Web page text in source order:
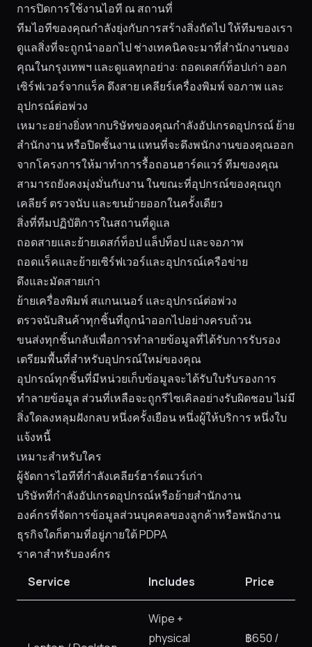
การปิดการใช้งานไอที ณ สถานที่
ทีมไอทีของคุณกำลังยุ่งกับการสร้างสิ่งถัดไป ให้ทีมของเรา
ดูแลสิ่งที่จะถูกนำออกไป ช่างเทคนิคจะมาที่สำนักงานของ
คุณในกรุงเทพฯ และดูแลทุกอย่าง: ถอดเดสก์ท็อปเก่า ออก
เซิร์ฟเวอร์จากแร็ค ดึงสาย เคลียร์เครื่องพิมพ์ จอภาพ และ
อุปกรณ์ต่อพ่วง
เหมาะอย่างยิ่งหากบริษัทของคุณกำลังอัปเกรดอุปกรณ์ ย้าย
สำนักงาน หรือปิดชั้นงาน แทนที่จะดึงพนักงานของคุณออก
จากโครงการให้มาทำการรื้อถอนฮาร์ดแวร์ ทีมของคุณ
สามารถยังคงมุ่งมั่นกับงาน ในขณะที่อุปกรณ์ของคุณถูก
เคลียร์ ตรวจนับ และขนย้ายออกในครั้งเดียว
สิ่งที่ทีมปฏิบัติการในสถานที่ดูแล
ถอดสายและย้ายเดสก์ท็อป แล็ปท็อป และจอภาพ
ถอดแร็คและย้ายเซิร์ฟเวอร์และอุปกรณ์เครือข่าย
ดึงและมัดสายเก่า
ย้ายเครื่องพิมพ์ สแกนเนอร์ และอุปกรณ์ต่อพ่วง
ตรวจนับสินค้าทุกชิ้นที่ถูกนำออกไปอย่างครบถ้วน
ขนส่งทุกชิ้นกลับเพื่อการทำลายข้อมูลที่ได้รับการรับรอง
เตรียมพื้นที่สำหรับอุปกรณ์ใหม่ของคุณ
อุปกรณ์ทุกชิ้นที่มีหน่วยเก็บข้อมูลจะได้รับใบรับรองการ
ทำลายข้อมูล ส่วนที่เหลือจะถูกรีไซเคิลอย่างรับผิดชอบ ไม่มี
สิ่งใดลงหลุมฝังกลบ หนึ่งครั้งเยือน หนึ่งผู้ให้บริการ หนึ่งใบ
แจ้งหนี้
เหมาะสำหรับใคร
ผู้จัดการไอทีที่กำลังเคลียร์ฮาร์ดแวร์เก่า
บริษัทที่กำลังอัปเกรดอุปกรณ์หรือย้ายสำนักงาน
องค์กรที่จัดการข้อมูลส่วนบุคคลของลูกค้าหรือพนักงาน
ธุรกิจใดก็ตามที่อยู่ภายใต้ PDPA
ราคาสำหรับองค์กร
Service
Includes Price
Wipe +
physical
฿650 /